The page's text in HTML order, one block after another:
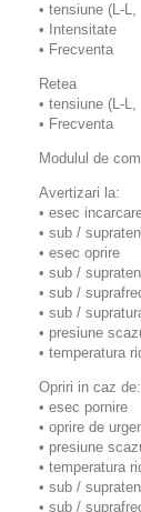
• tensiune (L-L,
• Intensitate
• Frecventa
Retea
• tensiune (L-L,
• Frecventa
Modulul de
Avertizari la:
• esec
• sub /
• esec oprire
• sub /
• sub /
• sub /
• presiune
• temperatura
Opriri in caz de:
• esec pornire
• oprire de
• presiune
• temperatura
• sub /
• sub /